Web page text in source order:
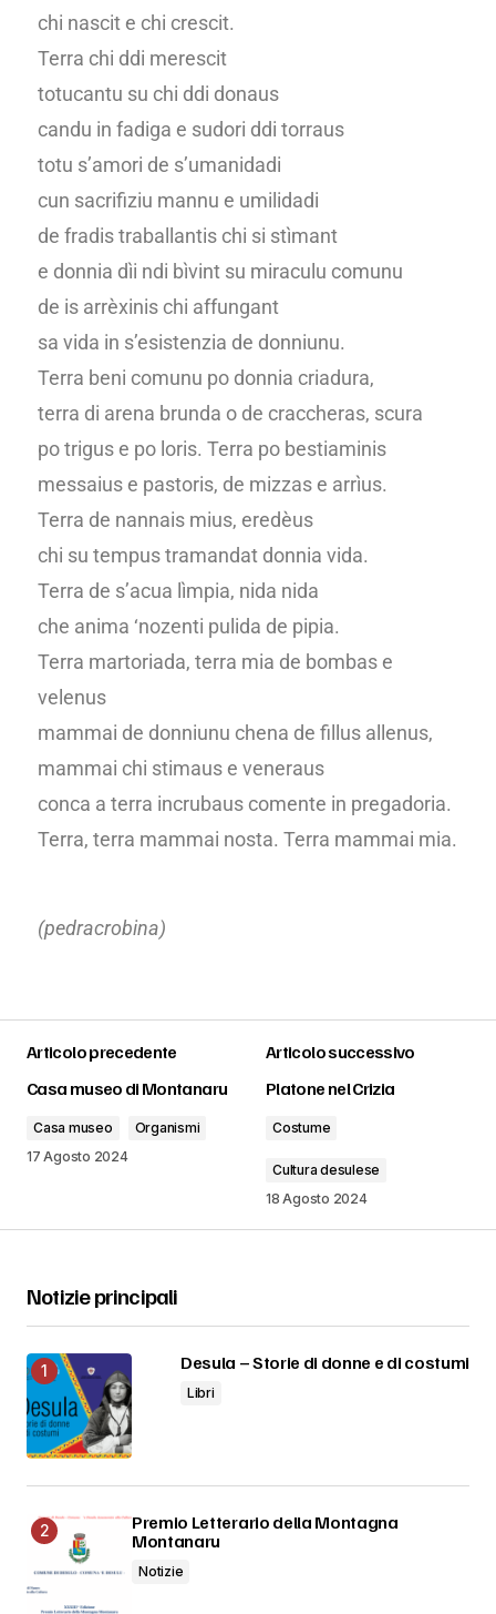
chi nascit e chi crescit.
Terra chi ddi merescit
totucantu su chi ddi donaus
candu in fadiga e sudori ddi torraus
totu s’amori de s’umanidadi
cun sacrifiziu mannu e umilidadi
de fradis traballantis chi si stìmant
e donnia dìi ndi bìvint su miraculu comunu
de is arrèxinis chi affungant
sa vida in s’esistenzia de donniunu.
Terra beni comunu po donnia criadura,
terra di arena brunda o de craccheras, scura
po trigus e po loris. Terra po bestiaminis
messaius e pastoris, de mizzas e arrìus.
Terra de nannais mius, eredèus
chi su tempus tramandat donnia vida.
Terra de s’acua lìmpia, nida nida
che anima ‘nozenti pulida de pipia.
Terra martoriada, terra mia de bombas e
velenus
mammai de donniunu chena de fillus allenus,
mammai chi stimaus e veneraus
conca a terra incrubaus comente in pregadoria.
Terra, terra mammai nosta. Terra mammai mia.
(pedracrobina)
Articolo precedente
Casa museo di Montanaru
Casa museo
Organismi
17 Agosto 2024
Articolo successivo
Platone nel Crizia
Costume
Cultura desulese
18 Agosto 2024
Notizie principali
Desula – Storie di donne e di costumi
Libri
Premio Letterario della Montagna
Montanaru
Notizie